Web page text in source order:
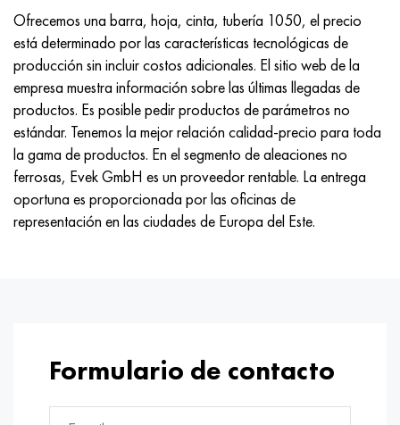
Ofrecemos una barra, hoja, cinta, tubería 1050, el precio
está determinado por las características tecnológicas de
producción sin incluir costos adicionales. El sitio web de la
empresa muestra información sobre las últimas llegadas de
productos. Es posible pedir productos de parámetros no
estándar. Tenemos la mejor relación calidad-precio para toda
la gama de productos. En el segmento de aleaciones no
ferrosas, Evek GmbH es un proveedor rentable. La entrega
oportuna es proporcionada por las oficinas de
representación en las ciudades de Europa del Este.
Formulario de contacto